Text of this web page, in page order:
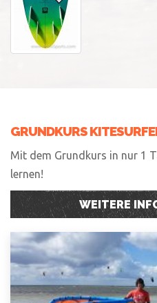
GRUNDKURS
Mit dem Grundkurs in nur 1
lernen!
WEITERE